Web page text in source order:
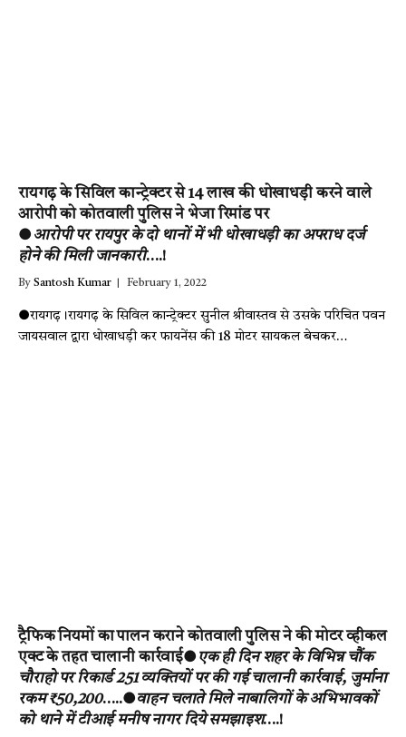
रायगढ़ के सिविल कान्ट्रेक्टर से 14 लाख की धोखाधड़ी करने वाले
आरोपी को कोतवाली पुलिस ने भेजा रिमांड पर
● आरोपी पर रायपुर के दो थानों में भी धोखाधड़ी का अपराध दर्ज
होने की मिली जानकारी….!
By Santosh Kumar February 1, 2022
●रायगढ़।रायगढ़ के सिविल कान्ट्रेक्टर सुनील श्रीवास्तव से उसके परिचित पवन
जायसवाल द्वारा धोखाधड़ी कर फायनेंस की 18 मोटर सायकल बेचकर…
ट्रैफिक नियमों का पालन कराने कोतवाली पुलिस ने की मोटर व्हीकल
एक्ट के तहत चालानी कार्रवाई● एक ही दिन शहर के विभिन्न चौंक
चौराहो पर रिकार्ड 251 व्यक्त‍ियों पर की गई चालानी कार्रवाई, जुर्माना
रकम ₹50,200…..●वाहन चलाते मिले नाबालिगों के अभिभावकों
को थाने में टीआई मनीष नागर दिये समझाइश….!